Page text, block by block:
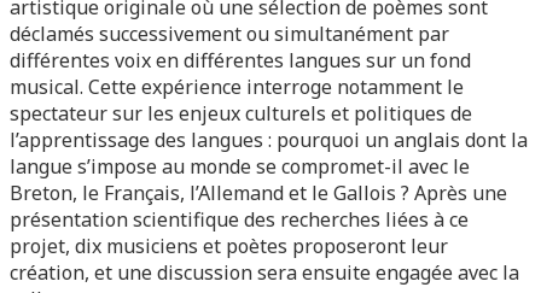
artistique originale où une sélection de poèmes sont
déclamés successivement ou simultanément par
différentes voix en différentes langues sur un fond
musical. Cette expérience interroge notamment le
spectateur sur les enjeux culturels et politiques de
l’apprentissage des langues : pourquoi un anglais dont la
langue s’impose au monde se compromet-il avec le
Breton, le Français, l’Allemand et le Gallois ? Après une
présentation scientifique des recherches liées à ce
projet, dix musiciens et poètes proposeront leur
création, et une discussion sera ensuite engagée avec la